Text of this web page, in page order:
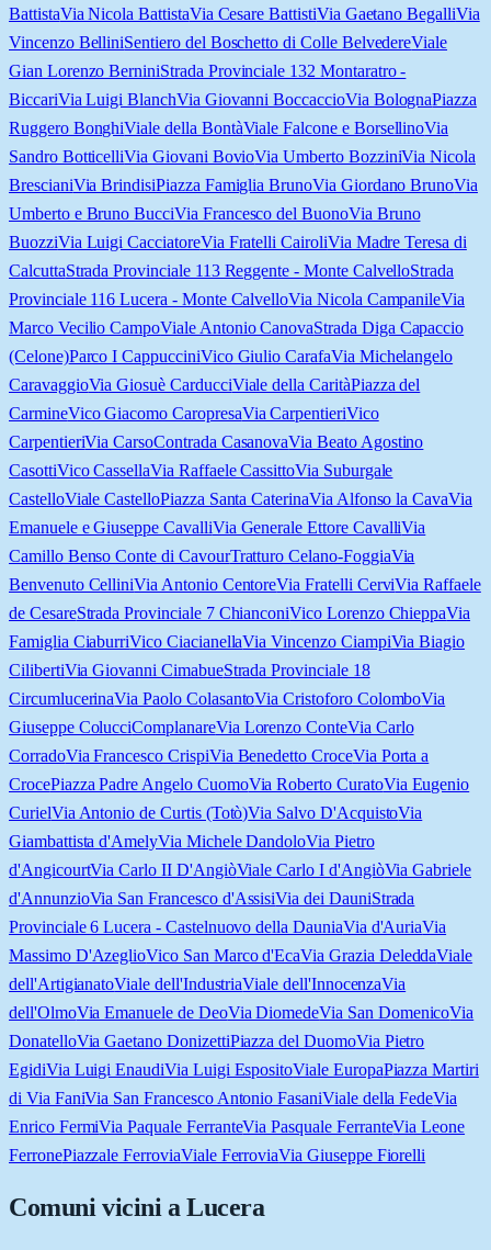
BattistaVia Nicola BattistaVia Cesare BattistiVia Gaetano BegalliVia
Vincenzo BelliniSentiero del Boschetto di Colle BelvedereViale
Gian Lorenzo BerniniStrada Provinciale 132 Montaratro -
BiccariVia Luigi BlanchVia Giovanni BoccaccioVia BolognaPiazza
Ruggero BonghiViale della BontàViale Falcone e BorsellinoVia
Sandro BotticelliVia Giovani BovioVia Umberto BozziniVia Nicola
BrescianiVia BrindisiPiazza Famiglia BrunoVia Giordano BrunoVia
Umberto e Bruno BucciVia Francesco del BuonoVia Bruno
BuozziVia Luigi CacciatoreVia Fratelli CairoliVia Madre Teresa di
CalcuttaStrada Provinciale 113 Reggente - Monte CalvelloStrada
Provinciale 116 Lucera - Monte CalvelloVia Nicola CampanileVia
Marco Vecilio CampoViale Antonio CanovaStrada Diga Capaccio
(Celone)Parco I CappucciniVico Giulio CarafaVia Michelangelo
CaravaggioVia Giosuè CarducciViale della CaritàPiazza del
CarmineVico Giacomo CaropresaVia CarpentieriVico
CarpentieriVia CarsoContrada CasanovaVia Beato Agostino
CasottiVico CassellaVia Raffaele CassittoVia Suburgale
CastelloViale CastelloPiazza Santa CaterinaVia Alfonso la CavaVia
Emanuele e Giuseppe CavalliVia Generale Ettore CavalliVia
Camillo Benso Conte di CavourTratturo Celano-FoggiaVia
Benvenuto CelliniVia Antonio CentoreVia Fratelli CerviVia Raffaele
de CesareStrada Provinciale 7 ChianconiVico Lorenzo ChieppaVia
Famiglia CiaburriVico CiacianellaVia Vincenzo CiampiVia Biagio
CilibertiVia Giovanni CimabueStrada Provinciale 18
CircumlucerinaVia Paolo ColasantoVia Cristoforo ColomboVia
Giuseppe ColucciComplanareVia Lorenzo ConteVia Carlo
CorradoVia Francesco CrispiVia Benedetto CroceVia Porta a
CrocePiazza Padre Angelo CuomoVia Roberto CuratoVia Eugenio
CurielVia Antonio de Curtis (Totò)Via Salvo D'AcquistoVia
Giambattista d'AmelyVia Michele DandoloVia Pietro
d'AngicourtVia Carlo II D'AngiòViale Carlo I d'AngiòVia Gabriele
d'AnnunzioVia San Francesco d'AssisiVia dei DauniStrada
Provinciale 6 Lucera - Castelnuovo della DauniaVia d'AuriaVia
Massimo D'AzeglioVico San Marco d'EcaVia Grazia DeleddaViale
dell'ArtigianatoViale dell'IndustriaViale dell'InnocenzaVia
dell'OlmoVia Emanuele de DeoVia DiomedeVia San DomenicoVia
DonatelloVia Gaetano DonizettiPiazza del DuomoVia Pietro
EgidiVia Luigi EnaudiVia Luigi EspositoViale EuropaPiazza Martiri
di Via FaniVia San Francesco Antonio FasaniViale della FedeVia
Enrico FermiVia Paquale FerranteVia Pasquale FerranteVia Leone
FerronePiazzale FerroviaViale FerroviaVia Giuseppe Fiorelli
Comuni vicini aLucera